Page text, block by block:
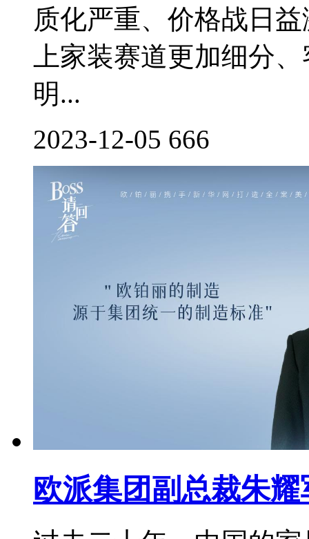
质化严重、价格战日
上家装赛道更加细分
明...
2023-12-05 666
欧派集团副总裁朱